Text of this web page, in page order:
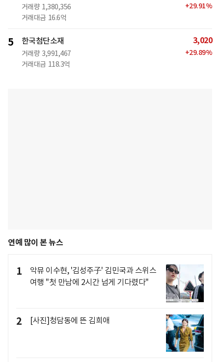
거래량 1,380,356
거래대금 16.6억
+29.91%
5 한국첨단소재
거래량 3,991,467
거래대금 118.3억
3,020
+29.89%
연예 많이 본 뉴스
1
악뮤 이수현, '김성주子' 김민국과 스위스
여행 "첫 만남에 2시간 넘게 기다렸다"
2 [사진]청담동에 뜬 김희애